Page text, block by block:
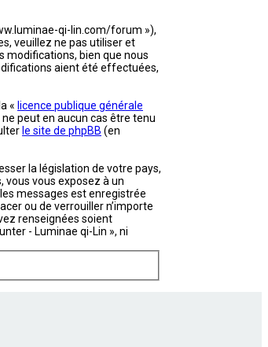
qi-lin.com/forum »),
veuillez ne pas utiliser et
modifications, bien que nous
aient été effectuées,
« licence publique générale
peut en aucun cas être tenu
le site de phpBB (en
la législation de votre pays,
vous vous exposez à un
messages est enregistrée
ou de verrouiller n’importe
renseignées soient
- Luminae qi-Lin », ni